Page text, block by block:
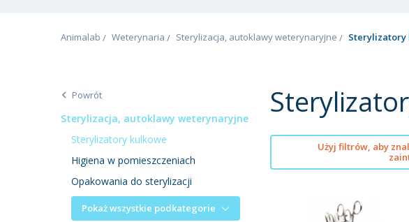
Animalab Weterynaria Sterylizacja, autoklawy weterynaryjne Sterylizatory
Powrót
Sterylizacja, autoklawy weterynaryjne
Sterylizatory kulkowe
Higiena w pomieszczeniach
Opakowania do sterylizacji
Pokaż wszystkie podkategorie
Użyj filtrów, aby